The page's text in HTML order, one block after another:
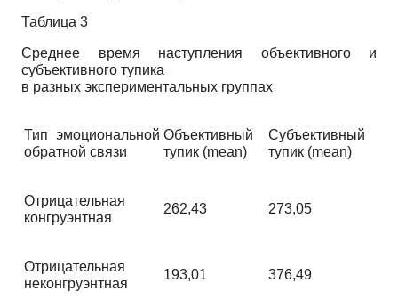
Таблица 3
Среднее время наступления объективного и
субъективного тупика
в разных экспериментальных группах
Тип эмоциональной
обратной связи
Объективный
тупик (mean)
Субъективный
тупик (mean)
Отрицательная
конгруэнтная
262,43 273,05
Отрицательная
неконгруэнтная
193,01 376,49